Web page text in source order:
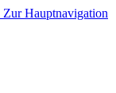
Zur Hauptnavigation